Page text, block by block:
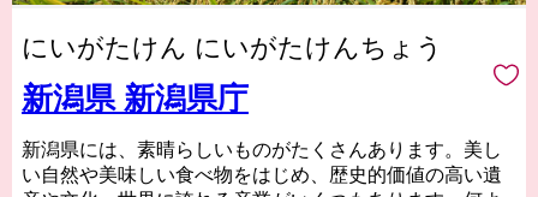
にいがたけん にいがたけんちょう
新潟県 新潟県庁
新潟県には、素晴らしいものがたくさんあります。美し
い自然や美味しい食べ物をはじめ、歴史的価値の高い遺